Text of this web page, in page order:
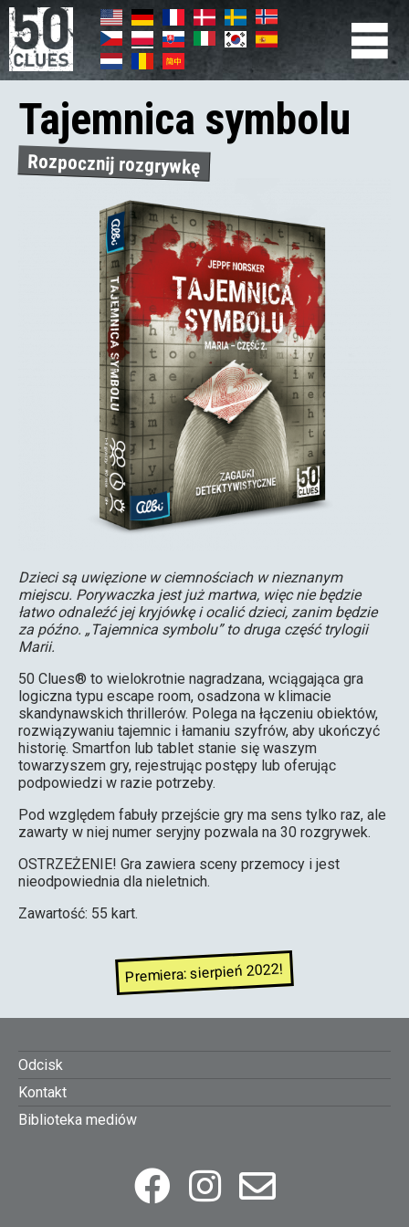
Przejdź
do
treści
Primær
navigation
Tajemnica symbolu
Rozpocznij rozgrywkę
Dzieci są uwięzione w ciemnościach w nieznanym
miejscu. Porywaczka jest już martwa, więc nie będzie
łatwo odnaleźć jej kryjówkę i ocalić dzieci, zanim będzie
za późno. „Tajemnica symbolu” to druga część trylogii
Marii.
50 Clues® to wielokrotnie nagradzana, wciągająca gra
logiczna typu escape room, osadzona w klimacie
skandynawskich thrillerów. Polega na łączeniu obiektów,
rozwiązywaniu tajemnic i łamaniu szyfrów, aby ukończyć
historię. Smartfon lub tablet stanie się waszym
towarzyszem gry, rejestrując postępy lub oferując
podpowiedzi w razie potrzeby.
Pod względem fabuły przejście gry ma sens tylko raz, ale
zawarty w niej numer seryjny pozwala na 30 rozgrywek.
OSTRZEŻENIE! Gra zawiera sceny przemocy i jest
nieodpowiednia dla nieletnich.
Zawartość: 55 kart.
Premiera: sierpień 2022!
Footer
menu
Odcisk
Kontakt
Biblioteka mediów